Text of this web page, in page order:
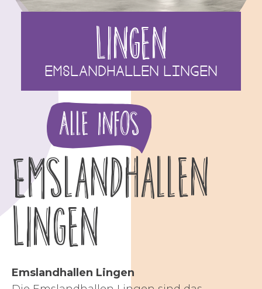
Lingen
Emslandhallen Lingen
Alle Infos
Emslandhallen
Lingen
Emslandhallen Lingen